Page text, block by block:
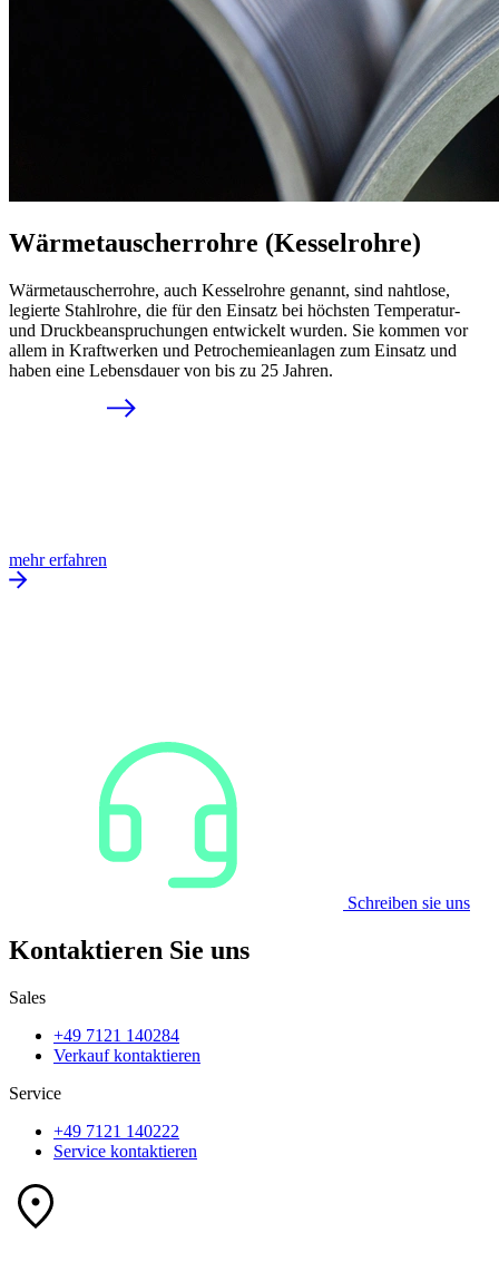
Wärmetauscherrohre (Kesselrohre)
Wärmetauscherrohre, auch Kesselrohre genannt, sind nahtlose,
legierte Stahlrohre, die für den Einsatz bei höchsten Temperatur-
und Druckbeanspruchungen entwickelt wurden. Sie kommen vor
allem in Kraftwerken und Petrochemieanlagen zum Einsatz und
haben eine Lebensdauer von bis zu 25 Jahren.
mehr erfahren
Schreiben sie uns
Kontaktieren Sie uns
Sales
+49 7121 140284
Verkauf kontaktieren
Service
+49 7121 140222
Service kontaktieren